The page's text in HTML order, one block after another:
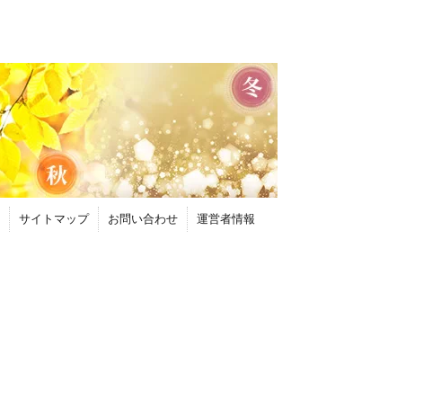
サイトマップ お問い合わせ 運営者情報